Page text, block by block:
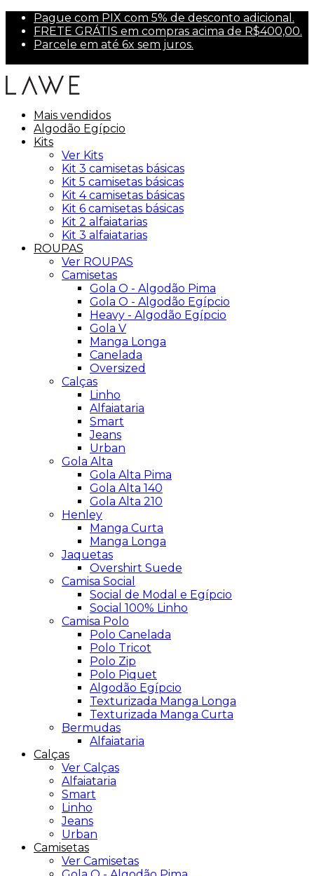
Pague com PIX com 5% de desconto adicional.
FRETE GRÁTIS em compras acima de R$400,00.
Parcele em até 6x sem juros.
Mais vendidos
Algodão Egípcio
Kits
Ver Kits
Kit 3 camisetas básicas
Kit 5 camisetas básicas
Kit 4 camisetas básicas
Kit 6 camisetas básicas
Kit 2 alfaiatarias
Kit 3 alfaiatarias
ROUPAS
Ver ROUPAS
Camisetas
Gola O - Algodão Pima
Gola O - Algodão Egípcio
Heavy - Algodão Egípcio
Gola V
Manga Longa
Canelada
Oversized
Calças
Linho
Alfaiataria
Smart
Jeans
Urban
Gola Alta
Gola Alta Pima
Gola Alta 140
Gola Alta 210
Henley
Manga Curta
Manga Longa
Jaquetas
Overshirt Suede
Camisa Social
Social de Modal e Egípcio
Social 100% Linho
Camisa Polo
Polo Canelada
Polo Tricot
Polo Zip
Polo Piquet
Algodão Egípcio
Texturizada Manga Longa
Texturizada Manga Curta
Bermudas
Alfaiataria
Calças
Ver Calças
Alfaiataria
Smart
Linho
Jeans
Urban
Camisetas
Ver Camisetas